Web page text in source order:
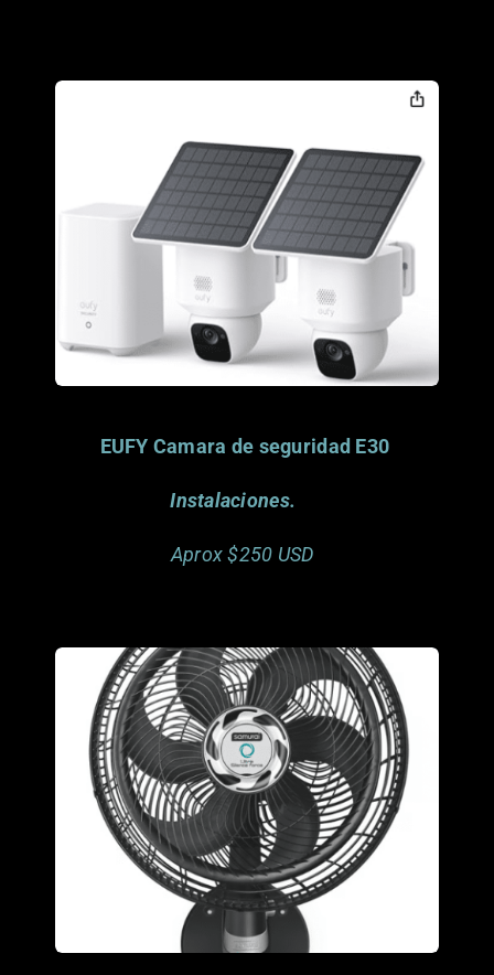
donar este articulo.
Gracias.
EUFY Camara de seguridad E30
Instalaciones.
Aprox $250 USD
Porfavor considera
donar este articulo.
Gracias.